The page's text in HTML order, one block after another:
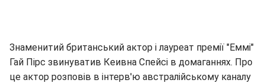
Знаменитий британський актор і лауреат премії "Еммі"
Гай Пірс звинуватив Кеивна Спейсі в домаганнях. Про
це актор розповів в інтерв'ю австралійському каналу